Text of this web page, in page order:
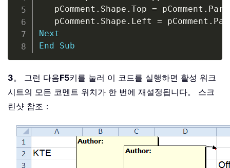
   pComment
. Shape . Top = pComment .
   pComment
. Shape . Left = pComment .
Next
End
Sub
3。 그런 다음F5키를 눌러 이 코드를 실행하면 활성 워크
시트의 모든 코멘트 위치가 한 번에 재설정됩니다。 스크
린샷 참조：